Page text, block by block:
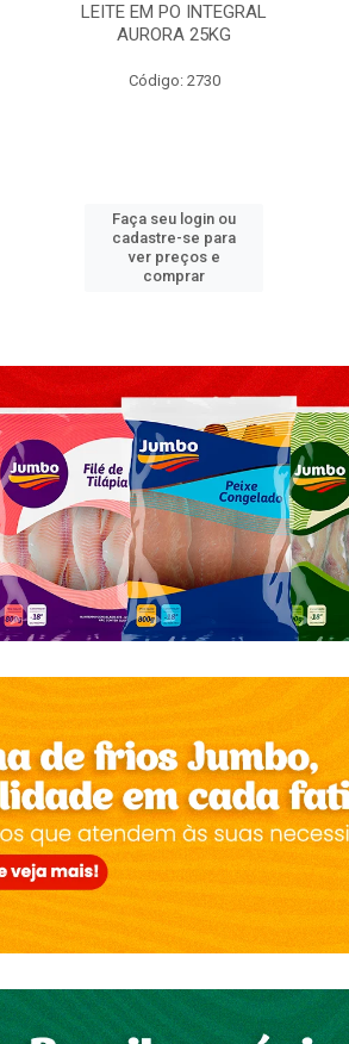
LEITE EM PO INTEGRAL
AURORA 25KG
Código: 2730
Faça seu login ou
cadastre-se para
ver preços e
comprar